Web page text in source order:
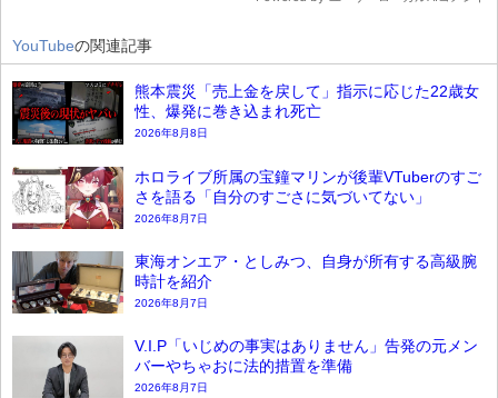
YouTubeの関連記事
熊本震災「売上金を戻して」指示に応じた22歳女
性、爆発に巻き込まれ死亡
2026年8月8日
ホロライブ所属の宝鐘マリンが後輩VTuberのすご
さを語る「自分のすごさに気づいてない」
2026年8月7日
東海オンエア・としみつ、自身が所有する高級腕
時計を紹介
2026年8月7日
V.I.P「いじめの事実はありません」告発の元メン
バーやちゃおに法的措置を準備
2026年8月7日